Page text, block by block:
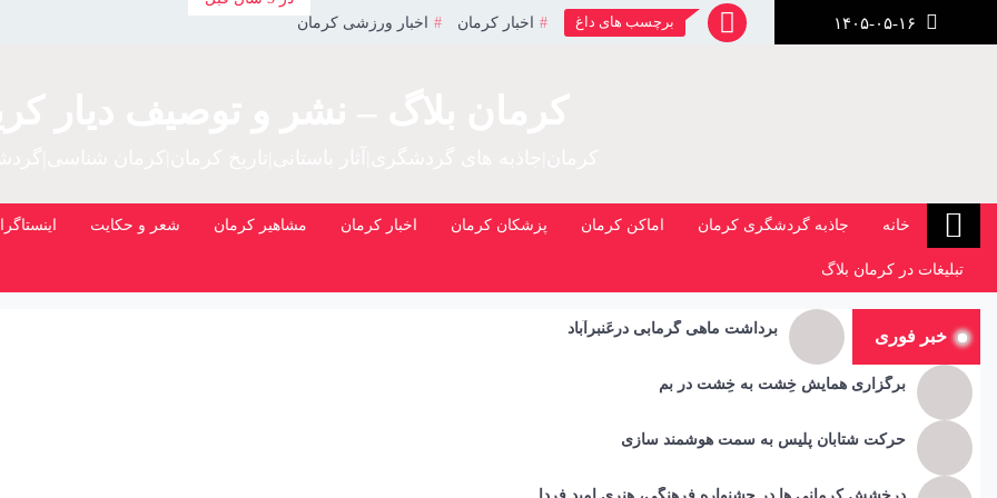
برچسب های داغ اخبار کرمان اخبار ورزشی کرمان
خانه جاذبه گردشگری کرمان اماکن کرمان پزشکان کرمان اخبار کرمان مشاهیر کرمان شعر و حکایت
تبلیغات در کرمان بلاگ
خبر فوری برداشت ماهی گرمابی درعَنبرآباد
برگزاری همایش خِشت به خِشت در بم
حرکت شتابان پلیس به سمت هوشمند سازی